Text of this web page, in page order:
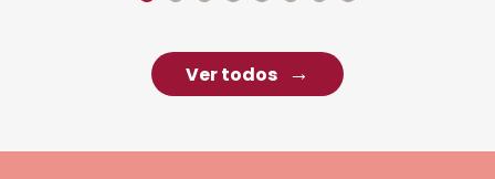
Ver todos